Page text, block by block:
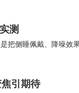
来不在营销声势里，
测
把侧睡佩戴、降噪效
整夜佩戴无压力…
引期待